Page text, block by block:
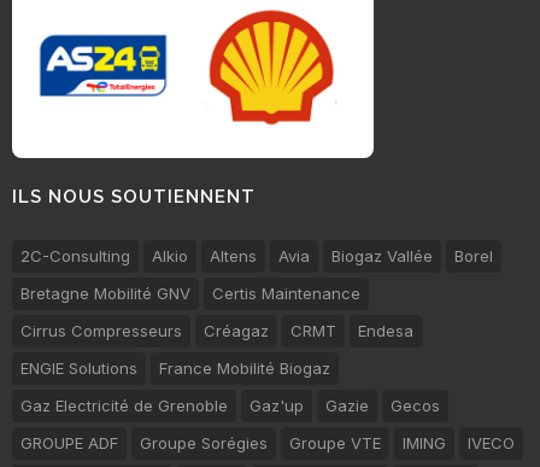
ILS NOUS SOUTIENNENT
2C-Consulting Alkio Altens Avia Biogaz Vallée
Borel
Bretagne Mobilité GNV
Certis Maintenance
Cirrus Compresseurs
Créagaz CRMT
Endesa
ENGIE Solutions
France Mobilité Biogaz
Gaz Electricité de Grenoble
Gaz'up Gazie
Gecos
GROUPE ADF
Groupe Sorégies Groupe VTE IMING IVECO